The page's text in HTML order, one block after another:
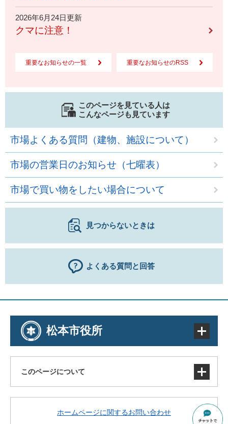
2026年6月24日更新
クマに注意！
重要なお知らせの一覧 重要なお知らせのRSS
このページを見ている人は
こんなページも見ています
市場よくある質問（建物、施設について）
市場の営業日のお知らせ（七曜表）
市場で買い物をしたい場合について
見つからないときは
よくある質問と回答
松本市役所
このページについて
著作権・免責事項・リンク
ホームページに関するお問い合わせ